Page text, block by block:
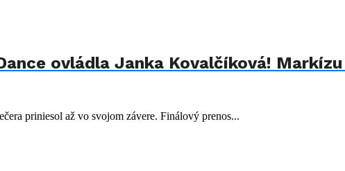
ovládla Janka Kovalčíková!
priniesol až vo svojom závere. Finálový prenos...